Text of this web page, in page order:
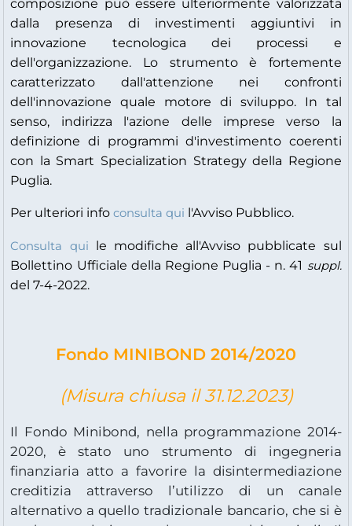
composizione può essere ulteriormente valorizzata
dalla presenza di investimenti aggiuntivi in
innovazione tecnologica dei processi e
dell'organizzazione. Lo strumento è fortemente
caratterizzato dall'attenzione nei confronti
dell'innovazione quale motore di sviluppo. In tal
senso, indirizza l'azione delle imprese verso la
definizione di programmi d'investimento coerenti
con la Smart Specialization Strategy della Regione
Puglia.
Per ulteriori infoconsulta qui l'Avviso Pubblico.
Consulta qui le modifiche all'Avviso pubblicate sul
Bollettino Ufficiale della Regione Puglia - n. 41 suppl.
del 7-4-2022.
Fondo MINIBOND 2014/2020
(Misura chiusa il 31.12.2023)
Il Fondo Minibond, nella programmazione 2014-
2020, è stato uno strumento di ingegneria
finanziaria atto a favorire la disintermediazione
creditizia attraverso l’utilizzo di un canale
alternativo a quello tradizionale bancario, che si è